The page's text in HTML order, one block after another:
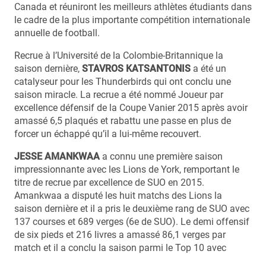
Canada et réuniront les meilleurs athlètes étudiants dans
le cadre de la plus importante compétition internationale
annuelle de football.
Recrue à l’Université de la Colombie-Britannique la
saison dernière, STAVROS KATSANTONIS a été un
catalyseur pour les Thunderbirds qui ont conclu une
saison miracle. La recrue a été nommé Joueur par
excellence défensif de la Coupe Vanier 2015 après avoir
amassé 6,5 plaqués et rabattu une passe en plus de
forcer un échappé qu’il a lui-même recouvert.
JESSE AMANKWAA a connu une première saison
impressionnante avec les Lions de York, remportant le
titre de recrue par excellence de SUO en 2015.
Amankwaa a disputé les huit matchs des Lions la
saison dernière et il a pris le deuxième rang de SUO avec
137 courses et 689 verges (6e de SUO). Le demi offensif
de six pieds et 216 livres a amassé 86,1 verges par
match et il a conclu la saison parmi le Top 10 avec